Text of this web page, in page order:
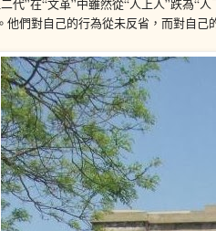
代”在“文革”中雖然從“人上人”跌為“
他們對自己的行為從未反省，而對自己